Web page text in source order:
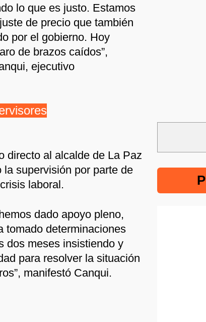
lo que es justo. Estamos
de precio que también
por el gobierno. Hoy
de brazos caídos”,
ejecutivo
directo al alcalde de La Paz
supervisión por parte de
laboral.
dado apoyo pleno,
tomado determinaciones
dos meses insistiendo y
para resolver la situación
manifestó Canqui.